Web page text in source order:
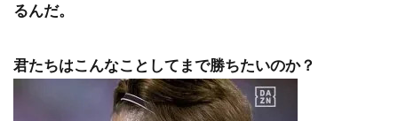
るんだ。
君たちはこんなことしてまで勝ちたいのか？